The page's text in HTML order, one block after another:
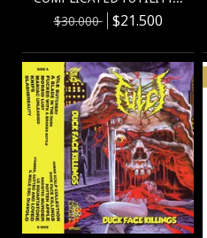
$30.000 $21.500